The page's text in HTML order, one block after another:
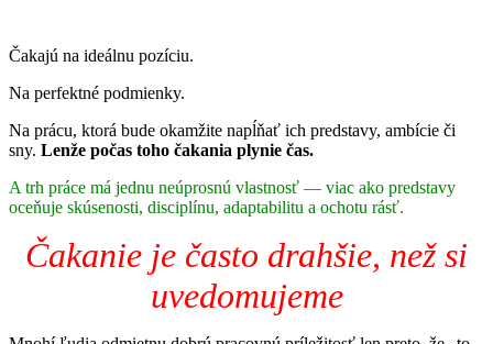
Čakajú na ideálnu pozíciu.
Na perfektné podmienky.
Na prácu, ktorá bude okamžite napĺňať ich predstavy, ambície či
sny. Lenže počas toho čakania plynie čas.
A trh práce má jednu neúprosnú vlastnosť — viac ako predstavy
oceňuje skúsenosti, disciplínu, adaptabilitu a ochotu rásť.
Čakanie je často drahšie, než si
uvedomujeme